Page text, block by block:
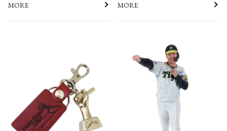
MORE MORE